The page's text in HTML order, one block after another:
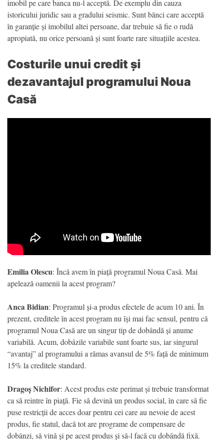
imobil pe care banca nu-l acceptă. De exemplu din cauza
istoricului juridic sau a gradului seismic. Sunt bănci care acceptă
în garanție și imobilul altei persoane, dar trebuie să fie o rudă
apropiată, nu orice persoană și sunt foarte rare situațiile acestea.
Costurile unui credit și
dezavantajul programului Noua
Casă
Emilia Olescu: Încă avem în piață programul Noua Casă. Mai
apelează oamenii la acest program?
Anca Bidian: Programul și-a produs efectele de acum 10 ani. În
prezent, creditele în acest program nu își mai fac sensul, pentru că
programul Noua Casă are un singur tip de dobândă și anume
variabilă. Acum, dobâzile variabile sunt foarte sus, iar singurul
“avantaj” al programului a rămas avansul de 5% față de minimum
15% la creditele standard.
Dragoș Nichifor: Acest produs este perimat și trebuie transformat
ca să reintre în piață. Fie să devină un produs social, în care să fie
puse restricții de acces doar pentru cei care au nevoie de acest
produs, fie statul, dacă tot are programe de compensare de
dobânzi, să vină și pe acest produs și să-l facă cu dobândă fixă.